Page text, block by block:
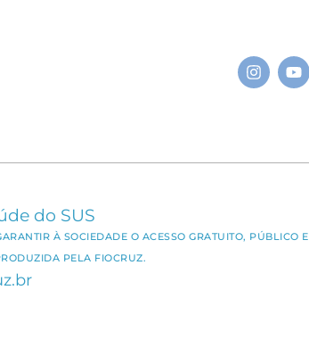
do SUS
À SOCIEDADE O ACESSO GRATUITO, PÚBLICO E
PELA FIOCRUZ.